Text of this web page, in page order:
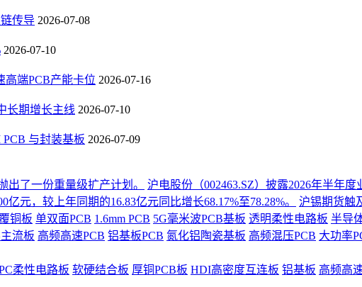
传导 2026-07-08
2026-07-10
高端PCB产能卡位 2026-07-16
长期增长主线 2026-07-10
与封装基板 2026-07-09
了一份重量级扩产计划。
沪电股份（002463.SZ）披露2026年半年
元，较上年同期的16.83亿元同比增长68.17%至78.28%。
沪锡期货触
铜板 单双面PCB 1.6mm PCB 5G毫米波PCB基板 透明柔性电路板 半导
流板 高频高速PCB 铝基板PCB 氮化铝陶瓷基板 高频混压PCB 大功率
柔性电路板 软硬结合板 厚铜PCB板 HDI高密度互连板 铝基板 高频高